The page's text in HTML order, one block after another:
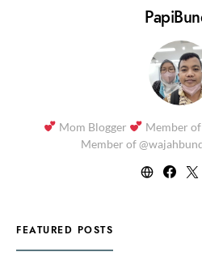
Mom Blogger
Member
Member of
FEATURED POSTS